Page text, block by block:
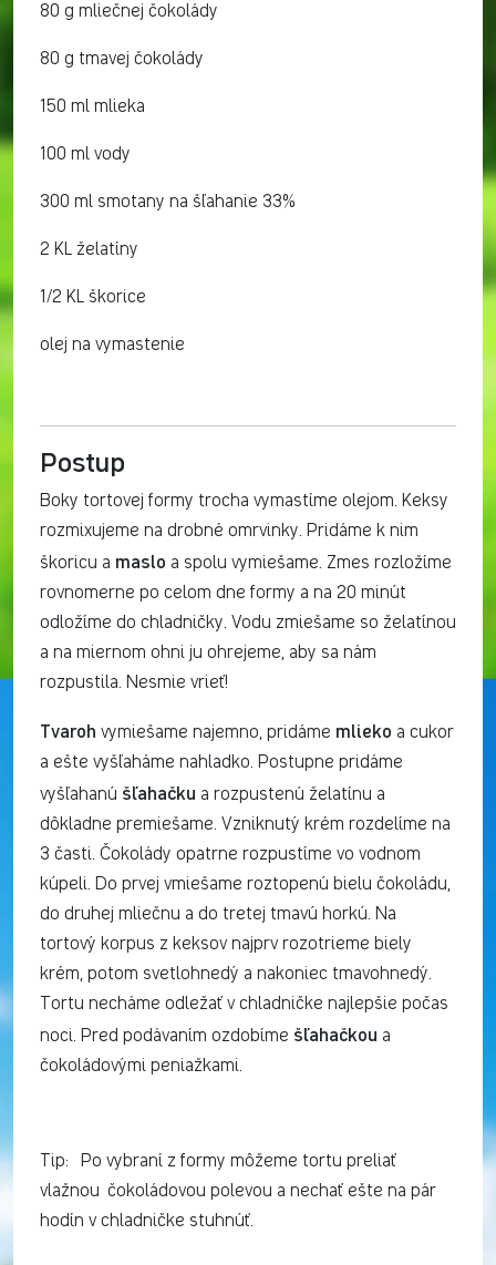
80 g mliečnej čokolády
80 g tmavej čokolády
150 ml mlieka
100 ml vody
300 ml smotany na šľahanie 33%
2 KL želatíny
1/2 KL škorice
olej na vymastenie
Postup
Boky tortovej formy trocha vymastíme olejom. Keksy
rozmixujeme na drobné omrvinky. Pridáme k nim
škoricu a maslo a spolu vymiešame. Zmes rozložíme
rovnomerne po celom dne formy a na 20 minút
odložíme do chladničky. Vodu zmiešame so želatínou
a na miernom ohni ju ohrejeme, aby sa nám
rozpustila. Nesmie vrieť!
Tvaroh vymiešame najemno, pridáme mlieko a cukor
a ešte vyšľaháme nahladko. Postupne pridáme
vyšľahanú šľahačku a rozpustenú želatínu a
dôkladne premiešame. Vzniknutý krém rozdelíme na
3 časti. Čokolády opatrne rozpustíme vo vodnom
kúpeli. Do prvej vmiešame roztopenú bielu čokoládu,
do druhej mliečnu a do tretej tmavú horkú. Na
tortový korpus z keksov najprv rozotrieme biely
krém, potom svetlohnedý a nakoniec tmavohnedý.
Tortu necháme odležať v chladničke najlepšie počas
noci. Pred podávaním ozdobíme šľahačkou a
čokoládovými peniažkami.
Tip: Po vybraní z formy môžeme tortu preliať
vlažnou čokoládovou polevou a nechať ešte na pár
hodín v chladničke stuhnúť.